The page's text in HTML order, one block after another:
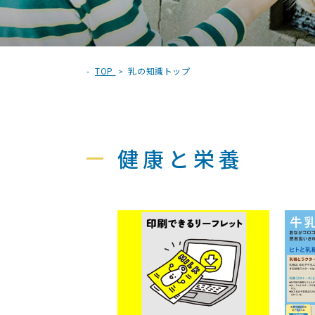
TOP 乳の知識トップ
健康と栄養